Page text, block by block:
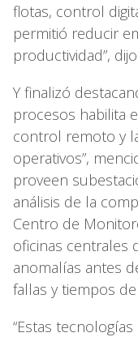
flotas, control
permitió reducir
productividad”, dijo.
Y finalizó
procesos habilita
control remoto y
operativos”,
proveen
análisis de la
Centro de
oficinas centrales
anomalías antes
fallas y tiempos
“Estas